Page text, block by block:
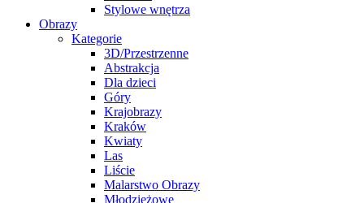
Stylowe wnętrza
Obrazy
Kategorie
3D/Przestrzenne
Abstrakcja
Dla dzieci
Góry
Krajobrazy
Kraków
Kwiaty
Las
Liście
Malarstwo Obrazy
Młodzieżowe